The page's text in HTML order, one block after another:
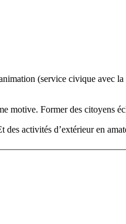
(service civique avec
motive. Former des citoyens
activités d’extérieur en